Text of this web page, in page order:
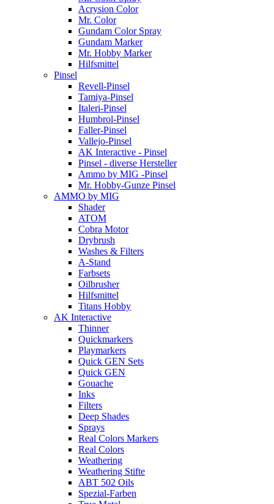
Acrysion Color
Mr. Color
Gundam Color Spray
Gundam Marker
Mr. Hobby Marker
Hilfsmittel
Pinsel
Revell-Pinsel
Tamiya-Pinsel
Italeri-Pinsel
Humbrol-Pinsel
Faller-Pinsel
Vallejo-Pinsel
AK Interactive - Pinsel
Pinsel - diverse Hersteller
Ammo by MIG -Pinsel
Mr. Hobby-Gunze Pinsel
AMMO by MIG
Shader
ATOM
Cobra Motor
Drybrush
Washes & Filters
A-Stand
Farbsets
Oilbrusher
Hilfsmittel
Titans Hobby
AK Interactive
Thinner
Quickmarkers
Playmarkers
Quick GEN Sets
Quick GEN
Gouache
Inks
Filters
Deep Shades
Sprays
Real Colors Markers
Real Colors
Weathering
Weathering Stifte
ABT 502 Oils
Spezial-Farben